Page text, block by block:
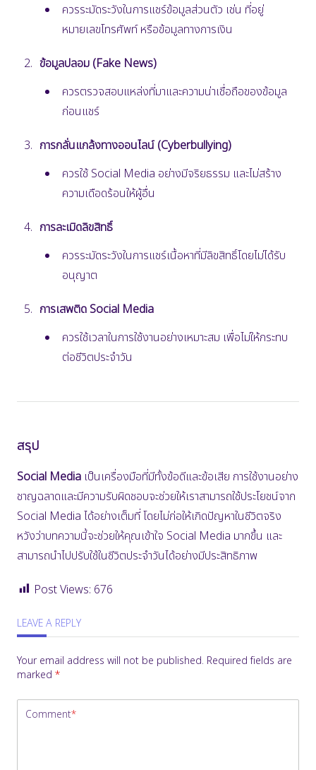
ควรระมัดระวังในการแชร์ข้อมูลส่วนตัว เช่น ที่อยู่
หมายเลขโทรศัพท์ หรือข้อมูลทางการเงิน
ข้อมูลปลอม (Fake News)
ควรตรวจสอบแหล่งที่มาและความน่าเชื่อถือของข้อมูล
ก่อนแชร์
การกลั่นแกล้งทางออนไลน์ (Cyberbullying)
ควรใช้ Social Media อย่างมีจริยธรรม และไม่สร้าง
ความเดือดร้อนให้ผู้อื่น
การละเมิดลิขสิทธิ์
ควรระมัดระวังในการแชร์เนื้อหาที่มีลิขสิทธิ์โดยไม่ได้รับ
อนุญาต
การเสพติด Social Media
ควรใช้เวลาในการใช้งานอย่างเหมาะสม เพื่อไม่ให้กระทบ
ต่อชีวิตประจำวัน
สรุป
Social Media เป็นเครื่องมือที่มีทั้งข้อดีและข้อเสีย การใช้งานอย่าง
ชาญฉลาดและมีความรับผิดชอบจะช่วยให้เราสามารถใช้ประโยชน์จาก
Social Media ได้อย่างเต็มที่ โดยไม่ก่อให้เกิดปัญหาในชีวิตจริง
หวังว่าบทความนี้จะช่วยให้คุณเข้าใจ Social Media มากขึ้น และ
สามารถนำไปปรับใช้ในชีวิตประจำวันได้อย่างมีประสิทธิภาพ
Post Views: 676
LEAVE A REPLY
Your email address will not be published. Required fields are
marked *
Comment*